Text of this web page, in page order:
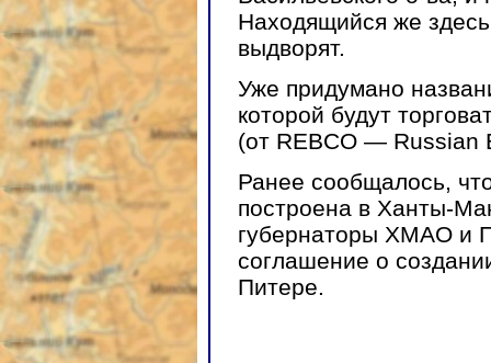
Находящийся же
выдворят.
Уже придумано
которой будут
(от REBCO — Russian
Ранее сообщалось,
построена в Ханты-
губернаторы ХМАО и
соглашение о
Питере.